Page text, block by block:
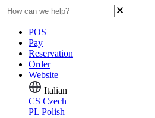
POS
Pay
Reservation
Order
Website
Italian
CS Czech
PL Polish